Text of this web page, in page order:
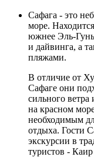
Сафага - это
море.
южнее Эль-
и дайвинга, а
пляжами.
В отличие от
Сафаге они
сильного
на красном
необходимым
отдыха. Гости
экскурсии в
туристов -